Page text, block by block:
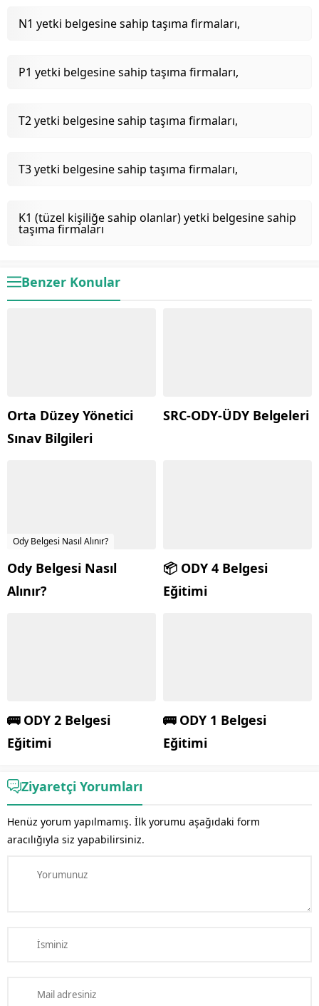
N1 yetki belgesine sahip taşıma firmaları,
P1 yetki belgesine sahip taşıma firmaları,
T2 yetki belgesine sahip taşıma firmaları,
T3 yetki belgesine sahip taşıma firmaları,
K1 (tüzel kişiliğe sahip olanlar) yetki belgesine sahip
taşıma firmaları
Benzer Konular
Orta Düzey Yönetici
Sınav Bilgileri
SRC-ODY-ÜDY Belgeleri
Ody Belgesi Nasıl Alınır?
Ody Belgesi Nasıl
Alınır?
📦 ODY 4 Belgesi
Eğitimi
🚌 ODY 2 Belgesi
Eğitimi
🚌 ODY 1 Belgesi
Eğitimi
Ziyaretçi Yorumları
Henüz yorum yapılmamış. İlk yorumu aşağıdaki form
aracılığıyla siz yapabilirsiniz.